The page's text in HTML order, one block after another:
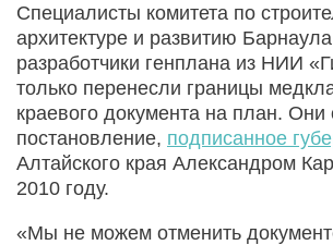
Специалисты комитета по
архитектуре и развитию
разработчики генплана из НИИ
только перенесли границы
краевого документа на план. Они
постановление, подписанное
Алтайского края Александром
2010 году.
«Мы не можем отменить